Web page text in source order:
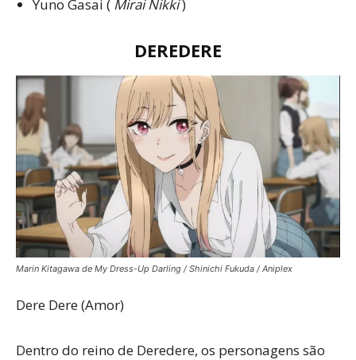
Yuno Gasai ( Mirai Nikki)
DEREDERE
Marin Kitagawa de My Dress-Up Darling / Shinichi Fukuda / Aniplex
Dere Dere (Amor)
Dentro do reino de Deredere, os personagens são